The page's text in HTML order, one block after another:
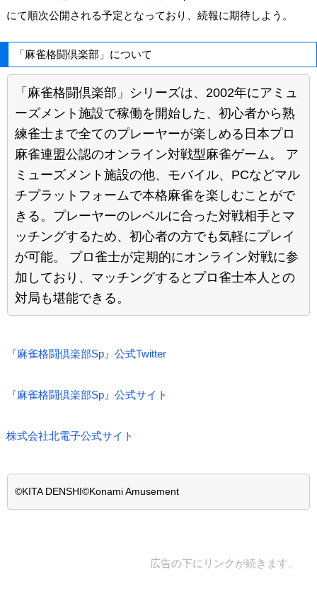
にて順次公開される予定となっており、続報に期待しよう。
「麻雀格闘倶楽部」について
「麻雀格闘倶楽部」シリーズは、2002年にアミュ
ーズメント施設で稼働を開始した、初心者から熟
練雀士まで全てのプレーヤーが楽しめる日本プロ
麻雀連盟公認のオンライン対戦型麻雀ゲーム。 ア
ミューズメント施設の他、モバイル、PCなどマル
チプラットフォームで本格麻雀を楽しむことがで
きる。プレーヤーのレベルに合った対戦相手とマ
ッチングするため、初心者の方でも気軽にプレイ
が可能。 プロ雀士が定期的にオンライン対戦に参
加しており、マッチングするとプロ雀士本人との
対局も堪能できる。
『麻雀格闘倶楽部Sp』公式Twitter
『麻雀格闘倶楽部Sp』公式サイト
株式会社北電子公式サイト
©KITA DENSHI©Konami Amusement
広告の下にリンクが続きます。